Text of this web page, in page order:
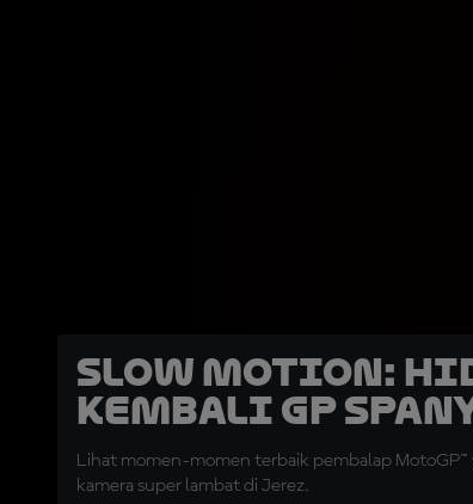
SLOW MOTION:
Kembali GP
Lihat momen-momen terbaik pembalap MotoGP™
kamera super lambat di Jerez.